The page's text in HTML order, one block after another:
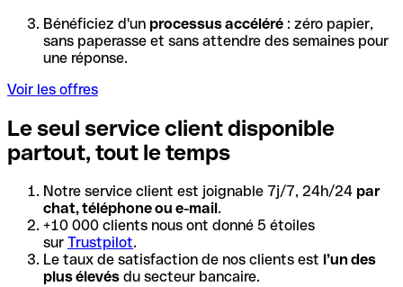
Vous pouvez consulter les avis de nos clients sur
Trustpilotpour évaluer leur taux de satisfaction.
Comparer les banques professionnelles
Bénéficiez d'un processus accéléré : zéro papier,
sans paperasse et sans attendre des semaines pour
une réponse.
Voir les offres
Le seul service client disponible
partout, tout le temps
Notre service client est joignable 7j/7, 24h/24 par
chat, téléphone ou e-mail.
+10 000 clients nous ont donné 5 étoiles
sur Trustpilot.
Le taux de satisfaction de nos clients est l’un des
plus élevés du secteur bancaire.